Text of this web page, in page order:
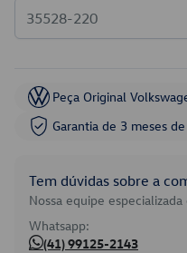
Peça Original
Garantia de 3 meses
Tem dúvidas sobre a
Nossa equipe
Whatsapp:
(41) 99125-2143